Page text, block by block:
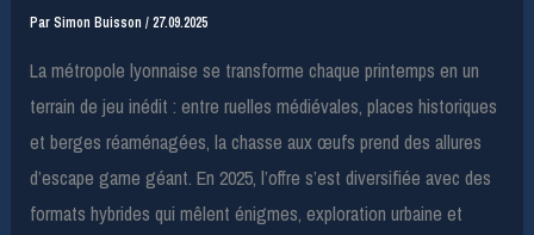
ParSimon Buisson/27.09.2025
La métropole lyonnaise se transforme chaque printemps en un
terrain de jeu inédit : entre ruelles médiévales, places historiques
et berges réaménagées, la chasse aux œufs prend des allures
d’escape game géant. En 2025, l’offre s’est diversifiée avec des
formats hybrides qui mêlent énigmes, exploration urbaine et